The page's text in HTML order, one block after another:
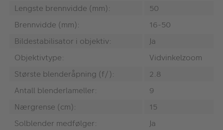
Lengste brennvidde (mm):
50
Brennvidde (mm):
16-50
Bildestabilisator i objektiv:
Ja
Objektivtype:
Vidvinkelzoom
Største blenderåpning (f/):
2.8
Antall blenderlameller:
9
Nærgrense (cm):
15
Solblender medfølger:
Ja